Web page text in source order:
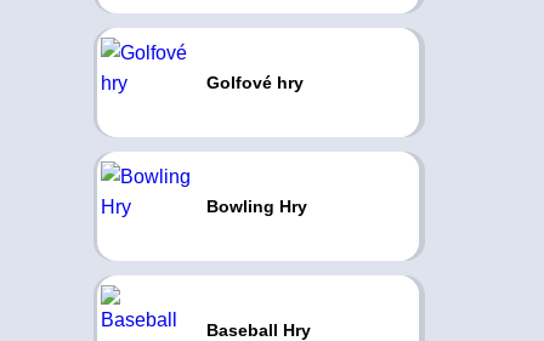
Golfové hry
Bowling Hry
Baseball Hry